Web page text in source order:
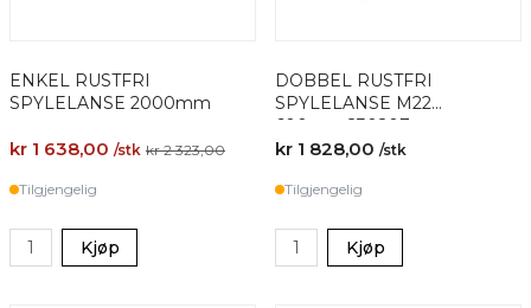
ENKEL RUSTFRI
SPYLELANSE 2000mm
kr 1 638,00 /stk kr 2 323,00
Tilgjengelig
Kjøp
DOBBEL RUSTFRI
SPYLELANSE M22
600mm,230207
kr 1 828,00 /stk
Tilgjengelig
Kjøp